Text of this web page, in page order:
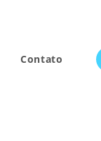
Contato